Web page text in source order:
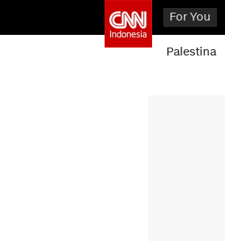
For You
Palestina